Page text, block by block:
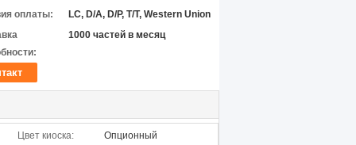
оплаты:
LC, D/A, D/P, T/T, Western Union
1000 частей в месяц
Цвет киоска: Опционный